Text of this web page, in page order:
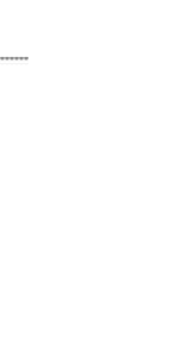
""""""